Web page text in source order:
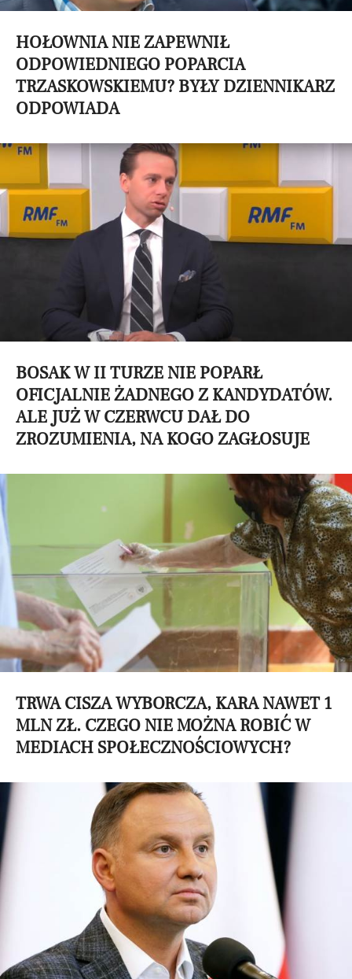
HOŁOWNIA NIE ZAPEWNIŁ
ODPOWIEDNIEGO POPARCIA
TRZASKOWSKIEMU? BYŁY DZIENNIKARZ
ODPOWIADA
BOSAK W II TURZE NIE POPARŁ
OFICJALNIE ŻADNEGO Z KANDYDATÓW.
ALE JUŻ W CZERWCU DAŁ DO
ZROZUMIENIA, NA KOGO ZAGŁOSUJE
TRWA CISZA WYBORCZA, KARA NAWET 1
MLN ZŁ. CZEGO NIE MOŻNA ROBIĆ W
MEDIACH SPOŁECZNOŚCIOWYCH?